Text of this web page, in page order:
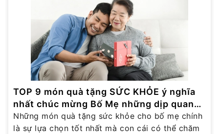
TOP 9 món quà tặng SỨC KHỎE ý nghĩa
nhất chúc mừng Bố Mẹ những dịp quan
trọng
Những món quà tặng sức khỏe cho bố mẹ chính
là sự lựa chọn tốt nhất mà con cái có thể chăm